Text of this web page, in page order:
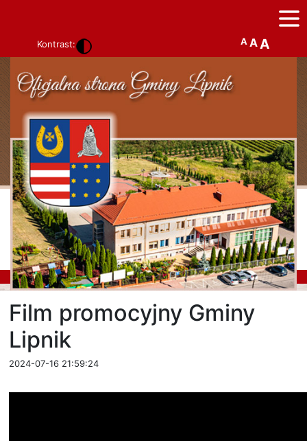
Kontrast: A AA
Film promocyjny Gminy
Lipnik
2024-07-16 21:59:24